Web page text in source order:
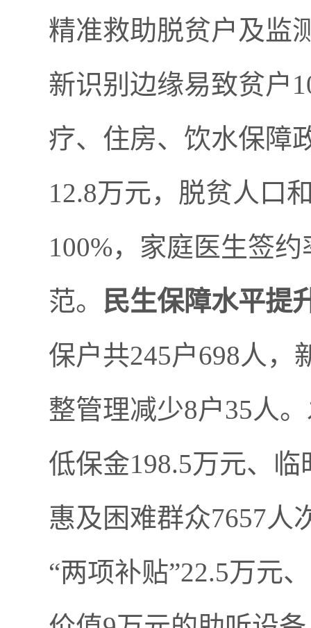
精准救助脱贫户及监
新识别边缘易致贫户
疗、住房、饮水保障
12.8万元，脱贫人口
100%，家庭医生签约
范。 民生保障水平提
保户共245户698人，
整管理减少8户35人
低保金198.5万元、临
惠及困难群众7657人
“两项补贴”22.5万元